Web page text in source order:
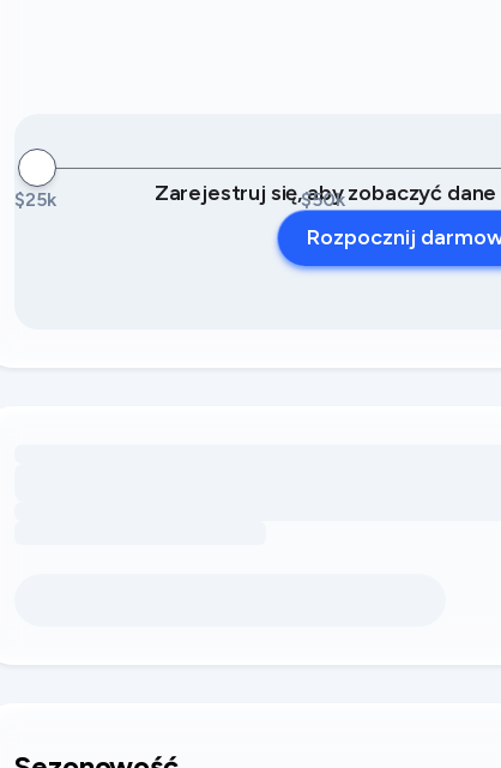
$25k $50k
Zarejestruj się, aby zobaczyć
Rozpocznij